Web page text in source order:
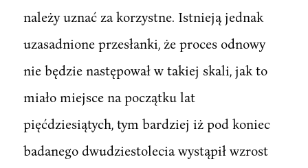
należy uznać za korzystne. Istnieją jednak
uzasadnione przesłanki, że proces odnowy
nie będzie następował w takiej skali, jak to
miało miejsce na początku lat
pięćdziesiątych, tym bardziej iż pod koniec
badanego dwudziestolecia wystąpił wzrost